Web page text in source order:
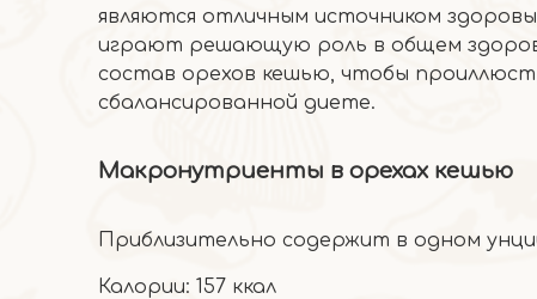
являются отличным источником
играют решающую роль в общем
состав орехов кешью, чтобы
сбалансированной диете.
Макронутриенты в орехах кешью
Приблизительно содержит в одном
Калории: 157 ккал